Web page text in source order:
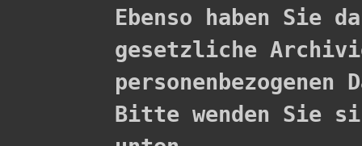
Ebenso haben Sie
gesetzliche
personenbezogenen
Bitte wenden Sie